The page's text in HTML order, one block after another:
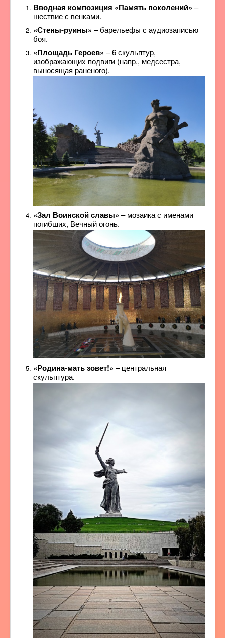
Вводная композиция «Память поколений» –
шествие с венками.
«Стены-руины» – барельефы с аудиозаписью
боя.
«Площадь Героев» – 6 скульптур,
изображающих подвиги (напр., медсестра,
выносящая раненого).
«Зал Воинской славы» – мозаика с именами
погибших, Вечный огонь.
«Родина-мать зовет!» – центральная
скульптура.